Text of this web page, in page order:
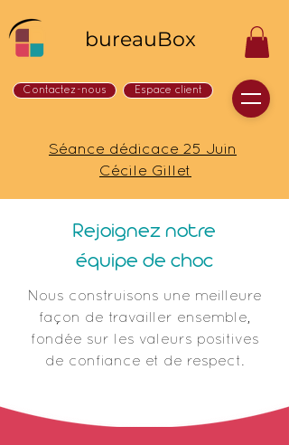
Contactez-nous Espace client
bureauBox
Séance dédicace 25 Juin
Cécile Gillet
Rejoignez notre
équipe de choc
Nous construisons une meilleure
façon de travailler ensemble,
fondée sur les valeurs positives
de confiance et de respect.